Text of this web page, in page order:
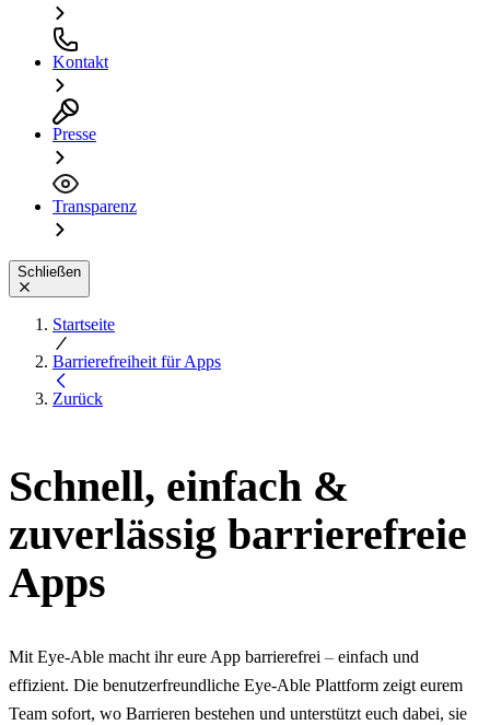
Kontakt
Presse
Transparenz
Schließen
Startseite
Barrierefreiheit für Apps
Zurück
Schnell, einfach &
zuverlässig barrierefreie
Apps
Mit Eye-Able macht ihr eure App barrierefrei – einfach und
effizient. Die benutzerfreundliche Eye-Able Plattform zeigt eurem
Team sofort, wo Barrieren bestehen und unterstützt euch dabei, sie